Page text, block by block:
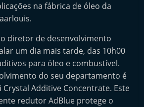
na fábrica de óleo da
diretor de desenvolvimento
um dia mais tarde, das 10h00
para óleo e combustível.
do seu departamento é
Crystal Additive Concentrate. Este
redutor AdBlue protege o